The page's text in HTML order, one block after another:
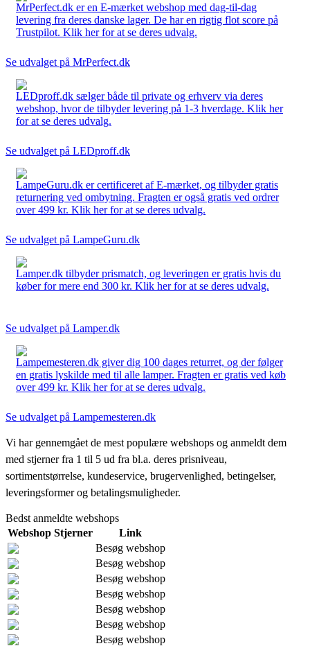
MrPerfect.dk er en E-mærket webshop med dag-til-dag
levering fra deres danske lager. De har en rigtig flot score på
Trustpilot. Klik her for at se deres udvalg.
Se udvalget på MrPerfect.dk
LEDproff.dk sælger både til private og erhverv via deres
webshop, hvor de tilbyder levering på 1-3 hverdage. Klik her
for at se deres udvalg.
Se udvalget på LEDproff.dk
LampeGuru.dk er certificeret af E-mærket, og tilbyder gratis
returnering ved ombytning. Fragten er også gratis ved ordrer
over 499 kr. Klik her for at se deres udvalg.
Se udvalget på LampeGuru.dk
Lamper.dk tilbyder prismatch, og leveringen er gratis hvis du
køber for mere end 300 kr. Klik her for at se deres udvalg.
Se udvalget på Lamper.dk
Lampemesteren.dk giver dig 100 dages returret, og der følger
en gratis lyskilde med til alle lamper. Fragten er gratis ved køb
over 499 kr. Klik her for at se deres udvalg.
Se udvalget på Lampemesteren.dk
Vi har gennemgået de mest populære webshops og anmeldt dem
med stjerner fra 1 til 5 ud fra bl.a. deres prisniveau,
sortimentstørrelse, kundeservice, brugervenlighed, betingelser,
leveringsformer og betalingsmuligheder.
Bedst anmeldte webshops
Webshop Stjerner
Link
Besøg webshop
Besøg webshop
Besøg webshop
Besøg webshop
Besøg webshop
Besøg webshop
Besøg webshop